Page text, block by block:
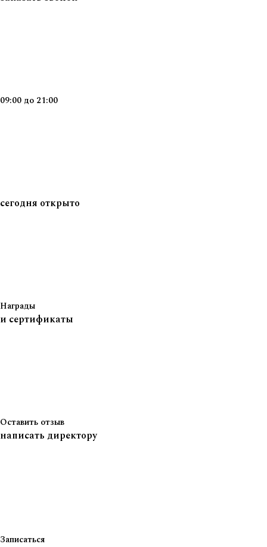
09:00 до 21:00
сегодня открыто
Награды
и сертификаты
Оставить отзыв
написать директору
Записаться